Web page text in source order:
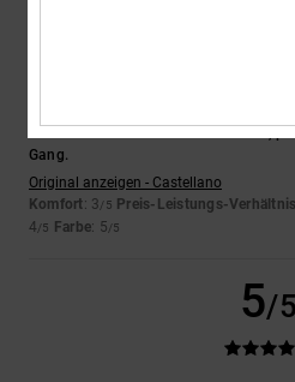
Gang.
Original anzeigen - Castellano
Komfort: 3/5 Preis-Leistungs-Verhältnis
4/5 Farbe: 5/5
5/5